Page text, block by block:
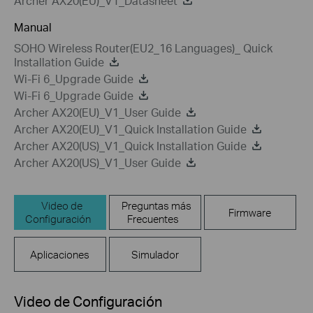
Manual
SOHO Wireless Router(EU2_16 Languages)_ Quick
Installation Guide
Wi-Fi 6_Upgrade Guide
Wi-Fi 6_Upgrade Guide
Archer AX20(EU)_V1_User Guide
Archer AX20(EU)_V1_Quick Installation Guide
Archer AX20(US)_V1_Quick Installation Guide
Archer AX20(US)_V1_User Guide
Video de
Configuración
Preguntas más
Frecuentes
Firmware
Aplicaciones Simulador
Video de Configuración